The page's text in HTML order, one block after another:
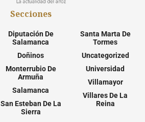
Secciones
Diputación De
Salamanca
Doñinos
Monterrubio De
Armuña
Salamanca
San Esteban De La
Sierra
Santa Marta De
Tormes
Uncategorized
Universidad
Villamayor
Villares De La
Reina